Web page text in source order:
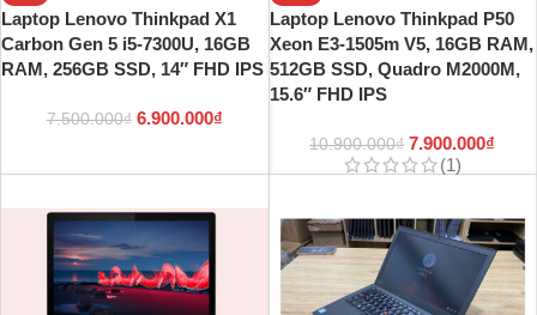
Laptop Lenovo Thinkpad X1
Carbon Gen 5 i5-7300U, 16GB
RAM, 256GB SSD, 14″ FHD IPS
7.500.000₫ 6.900.000₫
Laptop Lenovo Thinkpad P50
Xeon E3-1505m V5, 16GB RAM,
512GB SSD, Quadro M2000M,
15.6″ FHD IPS
10.900.000₫ 7.900.000₫
(1)